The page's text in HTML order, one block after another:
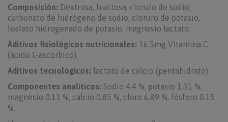
Composición: Dextrosa, fructosa, cloruro de sodio,
carbonato de hidrógeno de sodio, cloruro de potasio,
fosfato hidrogenado de potasio, magnesio lactato.
Aditivos fisiológicos nutricionales: 16.5mg Vitamina C
(ácido L-ascórbico).
Aditivos tecnológicos: lactato de calcio (pentahidrato).
Componentes analíticos: Sodio 4.4 %, potasio 1.31 %,
magnesio 0.11 %, calcio 0.85 %, cloro 6.89 %, fósforo 0.15
%.